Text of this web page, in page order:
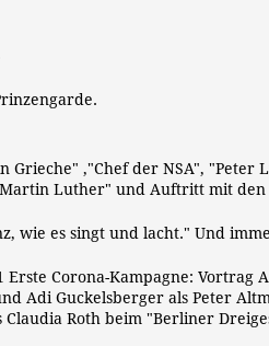
,"Chef der NSA", "Peter
Luther" und Auftritt mit den
wie es singt und lacht." Und
Corona-Kampagne: Vortrag
Adi Guckelsberger als Peter
Roth beim "Berliner